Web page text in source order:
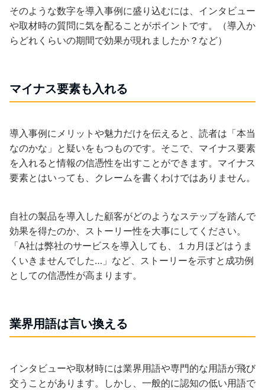
そのような数字を導入事例に盛り込むには、インタビュー
や取材時の質問に気を配ることがポイントです。（導入か
らどれくらいの期間で効果が現れましたか？など）
マイナス要素も入れる
導入事例にメリットや魅力だけを伝えると、読者は「本当
なのかな」と疑いをもつものです。そこで、マイナス要素
を入れると情報の信憑性を出すことができます。マイナス
要素とはいっても、クレームを書くわけではありません。
自社の製品を導入した顧客がどのようなステップを踏んで
効果を得たのか、ストーリー性を大事にしてください。
「A社は弊社のサービスを導入しても、１カ月ほどはうま
くいきませんでした…」など、ストーリーを示すと成功例
としての信憑性が高まります。
業界用語は言い換える
インタビューや取材時には業界用語や専門的な用語が飛び
交うことがあります。しかし、一般的に認知の低い用語で